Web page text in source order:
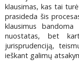
klausimas, kas tai
prasideda šis
klausimus
nuostatas, bet
jurisprudenciją,
ieškant galimų